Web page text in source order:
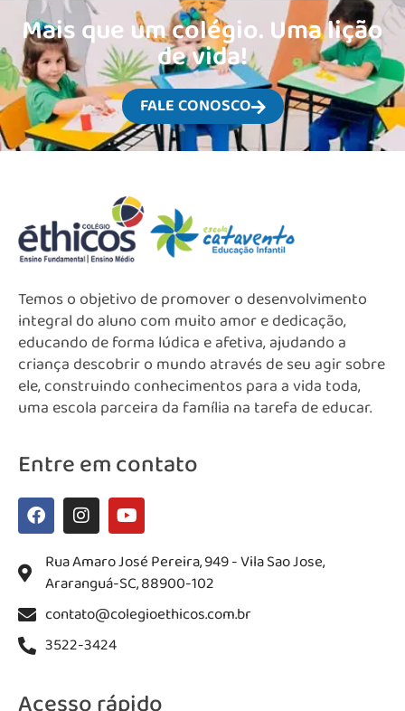
Mais que um colégio. Uma lição
de vida!
FALE CONOSCO
Temos o objetivo de promover o desenvolvimento
integral do aluno com muito amor e dedicação,
educando de forma lúdica e afetiva, ajudando a
criança descobrir o mundo através de seu agir sobre
ele, construindo conhecimentos para a vida toda,
uma escola parceira da família na tarefa de educar.
Entre em contato
Rua Amaro José Pereira, 949 - Vila Sao Jose,
Araranguá-SC, 88900-102
contato@colegioethicos.com.br
3522-3424